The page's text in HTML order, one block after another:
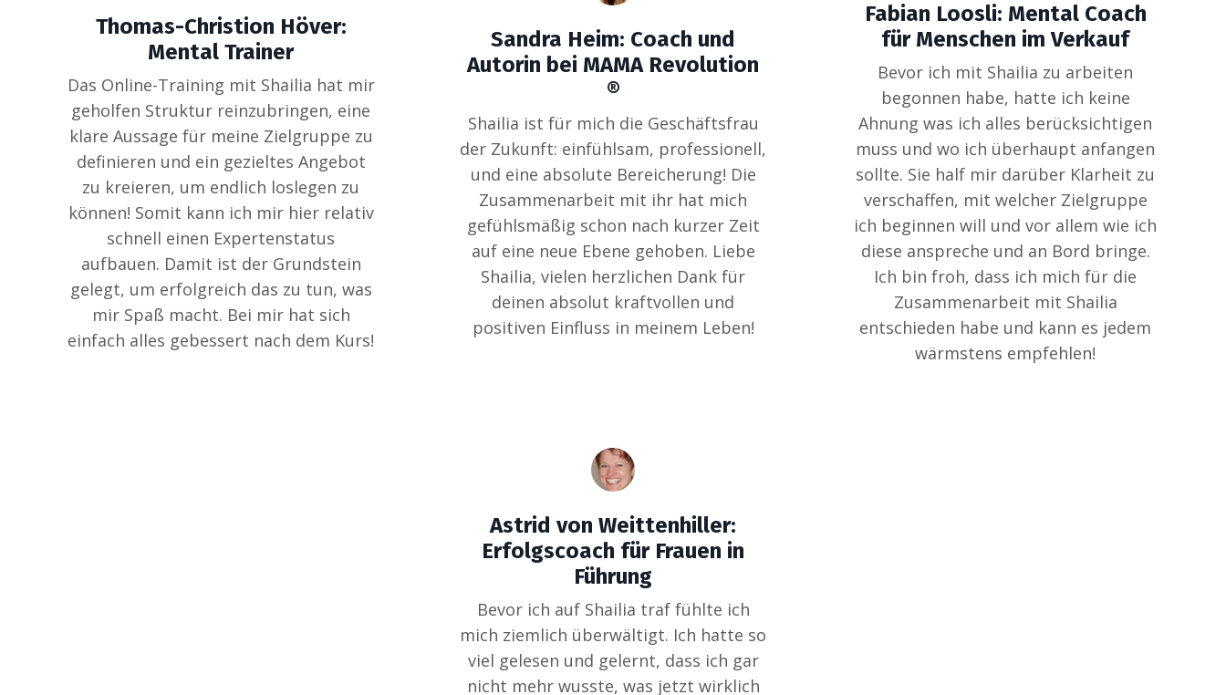
Thomas-Christion Höver:
Mental Trainer
Das Online-Training mit Shailia hat mir
geholfen Struktur reinzubringen, eine
klare Aussage für meine Zielgruppe zu
definieren und ein gezieltes Angebot
zu kreieren, um endlich loslegen zu
können! Somit kann ich mir hier relativ
schnell einen Expertenstatus
aufbauen. Damit ist der Grundstein
gelegt, um erfolgreich das zu tun, was
mir Spaß macht. Bei mir hat sich
einfach alles gebessert nach dem Kurs!
Sandra Heim: Coach und
Autorin bei MAMA Revolution
®
Shailia ist für mich die Geschäftsfrau
der Zukunft: einfühlsam, professionell,
und eine absolute Bereicherung! Die
Zusammenarbeit mit ihr hat mich
gefühlsmäßig schon nach kurzer Zeit
auf eine neue Ebene gehoben. Liebe
Shailia, vielen herzlichen Dank für
deinen absolut kraftvollen und
positiven Einfluss in meinem Leben!
Fabian Loosli: Mental Coach
für Menschen im Verkauf
Bevor ich mit Shailia zu arbeiten
begonnen habe, hatte ich keine
Ahnung was ich alles berücksichtigen
muss und wo ich überhaupt anfangen
sollte. Sie half mir darüber Klarheit zu
verschaffen, mit welcher Zielgruppe
ich beginnen will und vor allem wie ich
diese anspreche und an Bord bringe.
Ich bin froh, dass ich mich für die
Zusammenarbeit mit Shailia
entschieden habe und kann es jedem
wärmstens empfehlen!
Astrid von Weittenhiller:
Erfolgscoach für Frauen in
Führung
Bevor ich auf Shailia traf fühlte ich
mich ziemlich überwältigt. Ich hatte so
viel gelesen und gelernt, dass ich gar
nicht mehr wusste, was jetzt wirklich